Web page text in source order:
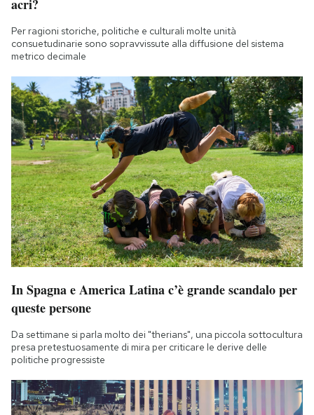
acri?
Per ragioni storiche, politiche e culturali molte unità
consuetudinarie sono sopravvissute alla diffusione del sistema
metrico decimale
In Spagna e America Latina c’è grande scandalo per
queste persone
Da settimane si parla molto dei "therians", una piccola sottocultura
presa pretestuosamente di mira per criticare le derive delle
politiche progressiste